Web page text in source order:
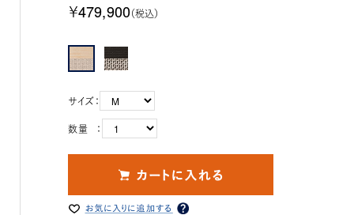
￥479,900（税込）
サイズ：
数量 ：